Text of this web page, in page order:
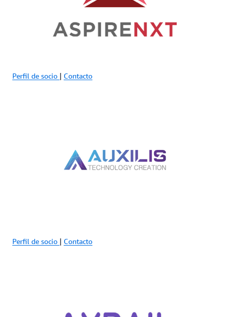
Perfil de socio | Contacto
Perfil de socio | Contacto